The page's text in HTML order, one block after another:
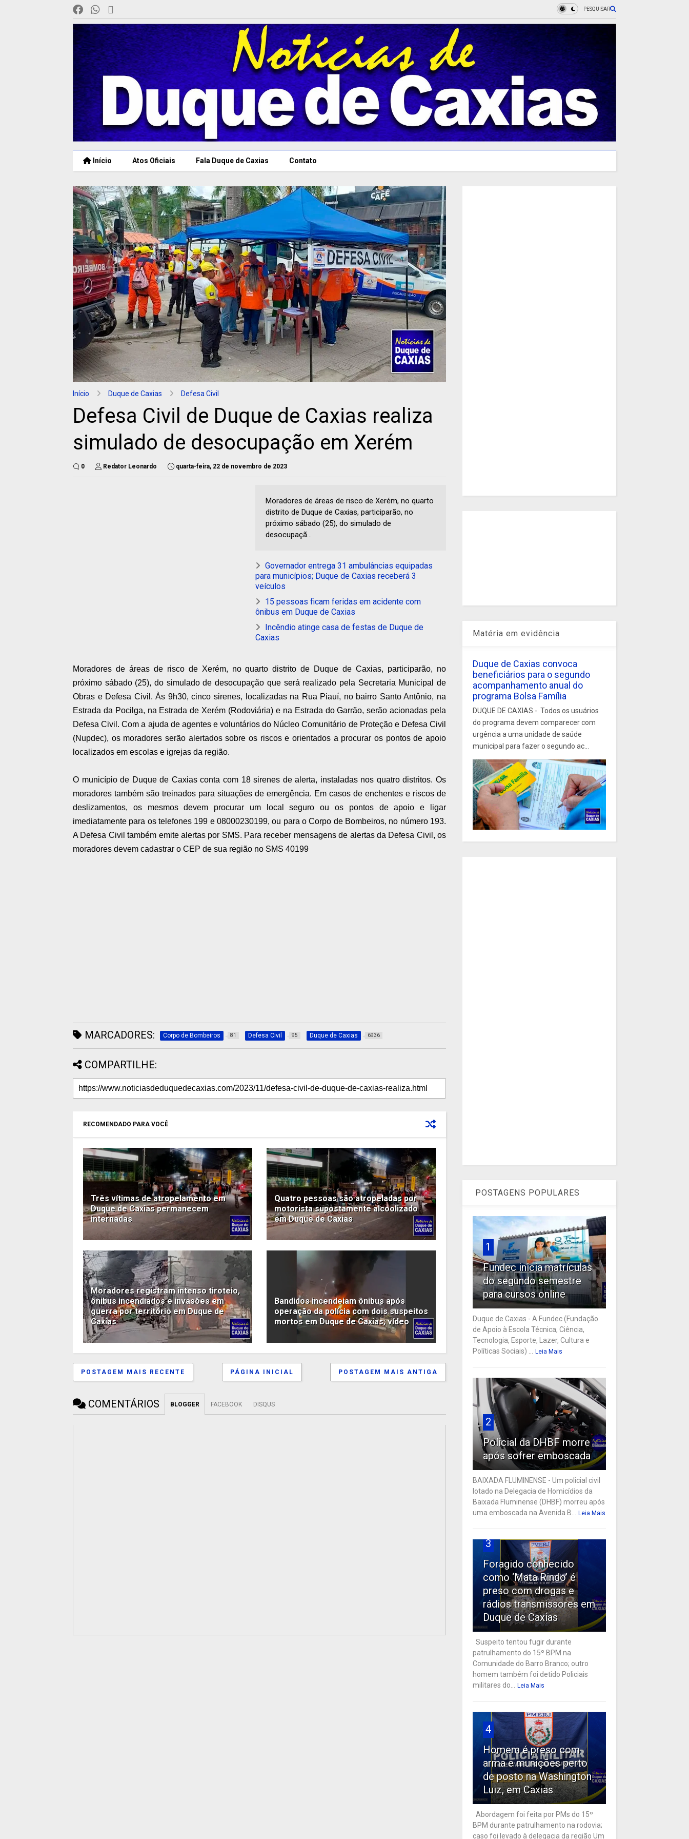
PESQUISAR
Início Atos Oficiais Fala Duque de Caxias Contato
Início Duque de Caxias Defesa Civil
Defesa Civil de Duque de Caxias realiza
simulado de desocupação em Xerém
0 Redator Leonardo quarta-feira, 22 de novembro de 2023
Moradores de áreas de risco de Xerém, no quarto
distrito de Duque de Caxias, participarão, no
próximo sábado (25), do simulado de
desocupaçã...
Governador entrega 31 ambulâncias equipadas
para municípios; Duque de Caxias receberá 3
veículos
15 pessoas ficam feridas em acidente com
ônibus em Duque de Caxias
Incêndio atinge casa de festas de Duque de
Caxias
Moradores de áreas de risco de Xerém, no quarto distrito de Duque de Caxias, participarão, no
próximo sábado (25), do simulado de desocupação que será realizado pela Secretaria Municipal de
Obras e Defesa Civil. Às 9h30, cinco sirenes, localizadas na Rua Piauí, no bairro Santo Antônio, na
Estrada da Pocilga, na Estrada de Xerém (Rodoviária) e na Estrada do Garrão, serão acionadas pela
Defesa Civil. Com a ajuda de agentes e voluntários do Núcleo Comunitário de Proteção e Defesa Civil
(Nupdec), os moradores serão alertados sobre os riscos e orientados a procurar os pontos de apoio
localizados em escolas e igrejas da região.
O município de Duque de Caxias conta com 18 sirenes de alerta, instaladas nos quatro distritos. Os
moradores também são treinados para situações de emergência. Em casos de enchentes e riscos de
deslizamentos, os mesmos devem procurar um local seguro ou os pontos de apoio e ligar
imediatamente para os telefones 199 e 08000230199, ou para o Corpo de Bombeiros, no número 193.
A Defesa Civil também emite alertas por SMS. Para receber mensagens de alertas da Defesa Civil, os
moradores devem cadastrar o CEP de sua região no SMS 40199
MARCADORES: Corpo de Bombeiros 81 Defesa Civil 95 Duque de Caxias 6936
COMPARTILHE:
RECOMENDADO PARA VOCÊ
Três vítimas de atropelamento em
Duque de Caxias permanecem
internadas
Quatro pessoas são atropeladas por
motorista supostamente alcoolizado
em Duque de Caxias
Moradores registram intenso tiroteio,
ônibus incendiados e invasões em
guerra por território em Duque de
Caxias
Bandidos incendeiam ônibus após
operação da polícia com dois suspeitos
mortos em Duque de Caxias; vídeo
POSTAGEM MAIS RECENTE POSTAGEM MAIS ANTIGA
PÁGINA INICIAL
COMENTÁRIOS BLOGGER FACEBOOK DISQUS
Matéria em evidência
Duque de Caxias convoca
beneficiários para o segundo
acompanhamento anual do
programa Bolsa Família
DUQUE DE CAXIAS - Todos os usuários
do programa devem comparecer com
urgência a uma unidade de saúde
municipal para fazer o segundo ac...
POSTAGENS POPULARES
1
Fundec inicia matrículas
do segundo semestre
para cursos online
Duque de Caxias - A Fundec (Fundação
de Apoio à Escola Técnica, Ciência,
Tecnologia, Esporte, Lazer, Cultura e
Políticas Sociais) ...
Leia Mais
2
Policial da DHBF morre
após sofrer emboscada
BAIXADA FLUMINENSE - Um policial civil
lotado na Delegacia de Homicídios da
Baixada Fluminense (DHBF) morreu após
uma emboscada na Avenida B...
Leia Mais
3
Foragido conhecido
como ‘Mata Rindo’ é
preso com drogas e
rádios transmissores em
Duque de Caxias
Suspeito tentou fugir durante
patrulhamento do 15º BPM na
Comunidade do Barro Branco; outro
homem também foi detido Policiais
militares do...
Leia Mais
4
Homem é preso com
arma e munições perto
de posto na Washington
Luiz, em Caxias
Abordagem foi feita por PMs do 15º
BPM durante patrulhamento na rodovia;
caso foi levado à delegacia da região Um